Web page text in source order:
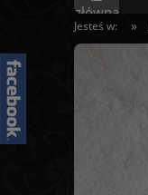
Jesteś w: »